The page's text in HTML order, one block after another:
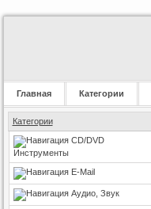
Главная Категории
Категории
CD/DVD
Инструменты
E-Mail
Аудио, Звук